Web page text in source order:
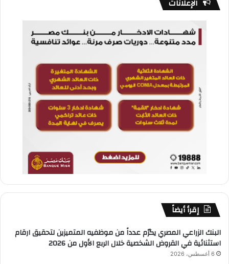
الإعلانات
إقرأ أيضاً
البنك الزراعي المصري يكرّم عدداً من موظفيه المتميزين لتحقيق ارقام
استثنائية في القروض الشخصية خلال الربع الأول من 2026
6 أغسطس، 2026